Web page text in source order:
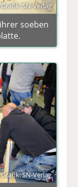
SN-Verlag
soeben
SN-Verlag